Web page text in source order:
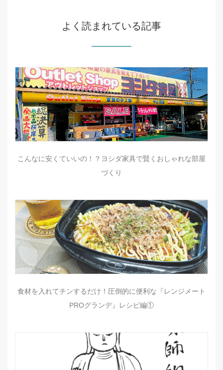
よく読まれている記事
こんなに安くていいの！？ヨシダ家具で賢くおしゃれな部屋
づくり
食材を入れてチンするだけ！圧倒的に便利な『レンジメート
PROグランデ』レシピ編①